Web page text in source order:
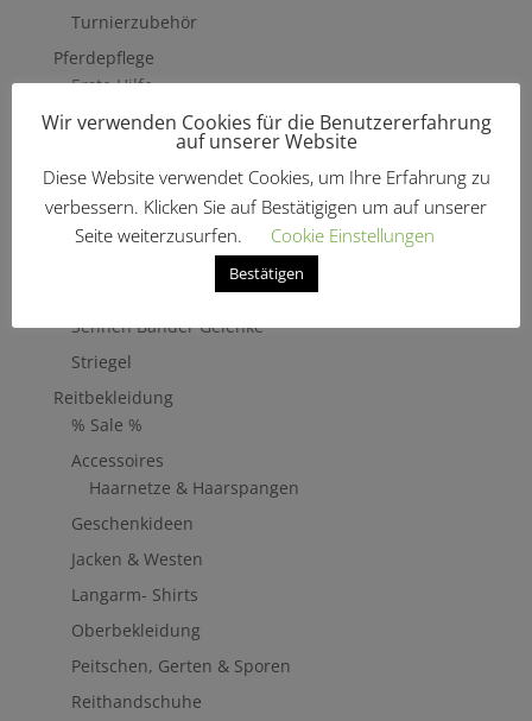
Turnierzubehör
Pferdepflege
Erste Hilfe
Fliegenschutzmittel
Pferdewäsche
Putzzeug & Zubehör
Bürsten & Kardätschen
Sehnen Bänder Gelenke
Striegel
Reitbekleidung
% Sale %
Accessoires
Haarnetze & Haarspangen
Geschenkideen
Jacken & Westen
Langarm- Shirts
Oberbekleidung
Peitschen, Gerten & Sporen
Reithandschuhe
Wir verwenden Cookies für die Benutzererfahrung
auf unserer Website
Diese Website verwendet Cookies, um Ihre Erfahrung zu
verbessern. Klicken Sie auf Bestätigigen um auf unserer
Seite weiterzusurfen.
Cookie Einstellungen
Bestätigen